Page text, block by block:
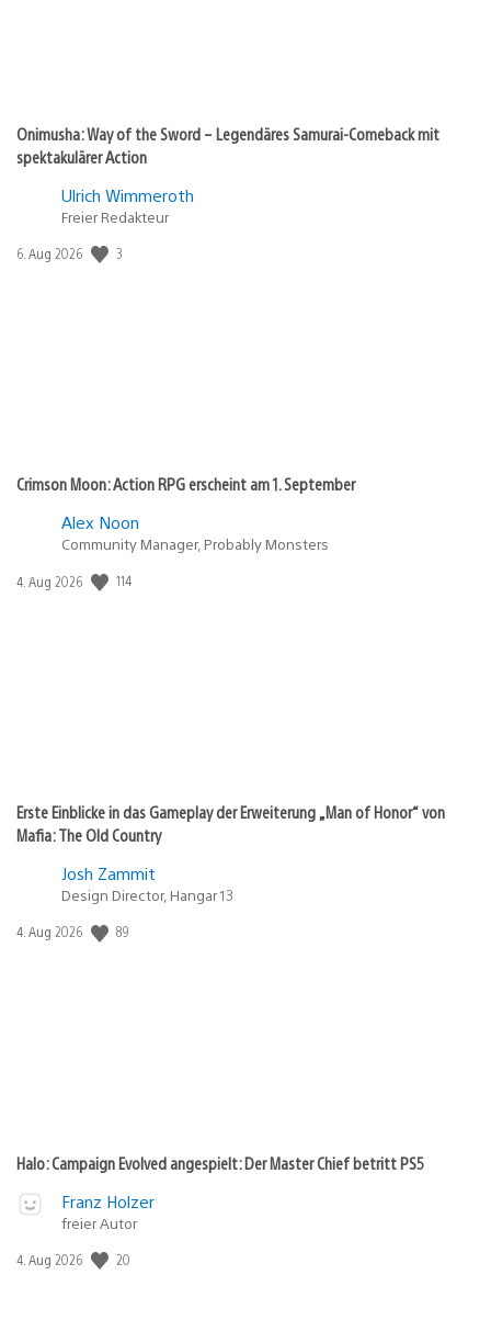
Onimusha: Way of the Sword – Legendäres Samurai-Comeback mit
spektakulärer Action
Ulrich Wimmeroth
Freier Redakteur
Veröffentlichungsdatum:
6. Aug 2026 3
Crimson Moon: Action RPG erscheint am 1. September
Alex Noon
Community Manager, Probably Monsters
Veröffentlichungsdatum:
4. Aug 2026 114
Erste Einblicke in das Gameplay der Erweiterung „Man of Honor“ von
Mafia: The Old Country
Josh Zammit
Design Director, Hangar 13
Veröffentlichungsdatum:
4. Aug 2026 89
Halo: Campaign Evolved angespielt: Der Master Chief betritt PS5
Franz Holzer
freier Autor
Veröffentlichungsdatum:
4. Aug 2026 20